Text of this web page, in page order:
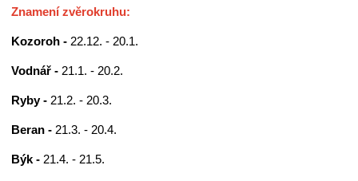
Znamení zvěrokruhu:
Kozoroh - 22.12. - 20.1.
Vodnář - 21.1. - 20.2.
Ryby - 21.2. - 20.3.
Beran - 21.3. - 20.4.
Býk - 21.4. - 21.5.